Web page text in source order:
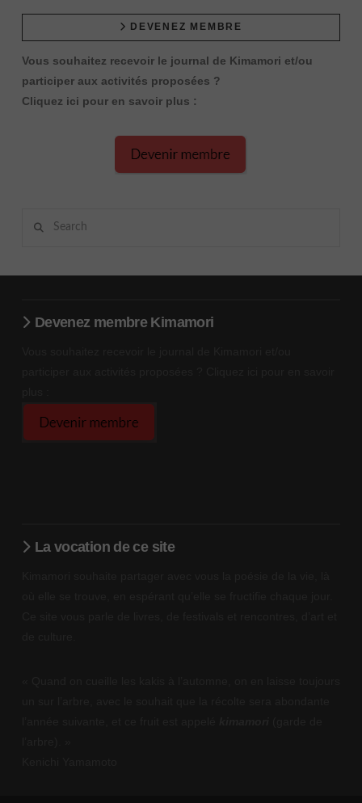
DEVENEZ MEMBRE
Vous souhaitez recevoir le journal de Kimamori et/ou
participer aux activités proposées ?
Cliquez ici pour en savoir plus :
Devenez membre Kimamori
La vocation de ce site